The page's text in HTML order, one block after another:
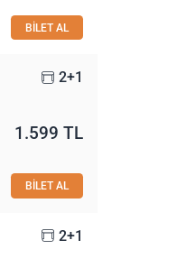
BİLET AL
2+1
1.599 TL
BİLET AL
2+1